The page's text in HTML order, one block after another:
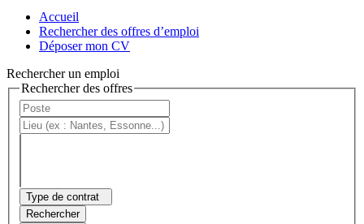
Accueil
Rechercher des offres d’emploi
Déposer mon CV
Rechercher un emploi
Rechercher des offres
Type de contrat
Rechercher